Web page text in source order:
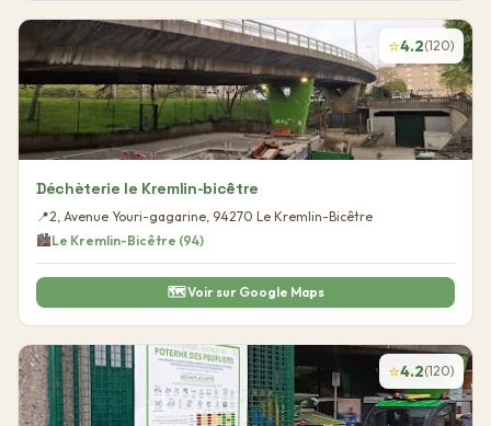
⭐4.2(120)
Déchèterie le Kremlin-bicêtre
📍2, Avenue Youri-gagarine, 94270 Le Kremlin-Bicêtre
🏙️Le Kremlin-Bicêtre (94)
🗺️ Voir sur Google Maps
⭐4.2(120)